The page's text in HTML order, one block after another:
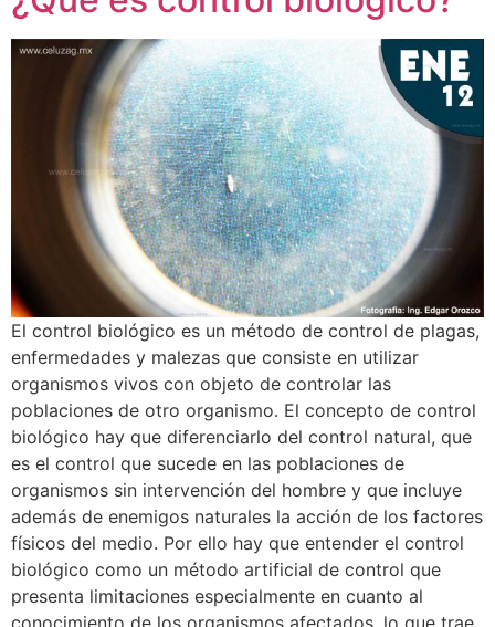
El control biológico es un método de control de plagas,
enfermedades y malezas que consiste en utilizar
organismos vivos con objeto de controlar las
poblaciones de otro organismo. El concepto de control
biológico hay que diferenciarlo del control natural, que
es el control que sucede en las poblaciones de
organismos sin intervención del hombre y que incluye
además de enemigos naturales la acción de los factores
físicos del medio. Por ello hay que entender el control
biológico como un método artificial de control que
presenta limitaciones especialmente en cuanto al